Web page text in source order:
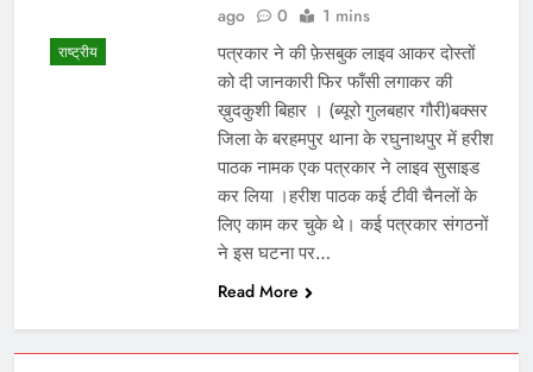
राष्ट्रीय
ago
0 1 mins
पत्रकार ने की फ़ेसबुक लाइव आकर दोस्तों
को दी जानकारी फिर फाँसी लगाकर की
ख़ुदकुशी बिहार । (ब्यूरो गुलबहार गौरी)बक्सर
जिला के बरहमपुर थाना के रघुनाथपुर में हरीश
पाठक नामक एक पत्रकार ने लाइव सुसाइड
कर लिया ।हरीश पाठक कई टीवी चैनलों के
लिए काम कर चुके थे। कई पत्रकार संगठनों
ने इस घटना पर…
Read More